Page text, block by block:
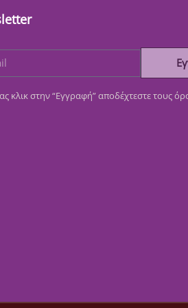
κλικ στην “Εγγραφή” αποδέχτεστε τους